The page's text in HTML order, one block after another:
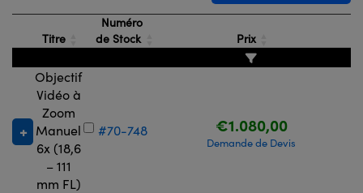
Titre
Numéro
de Stock
Prix
Objectif
Vidéo à
Zoom
Manuel
6x (18,6
– 111
mm FL)
#70-748 €1.080,00
Demande de Devis